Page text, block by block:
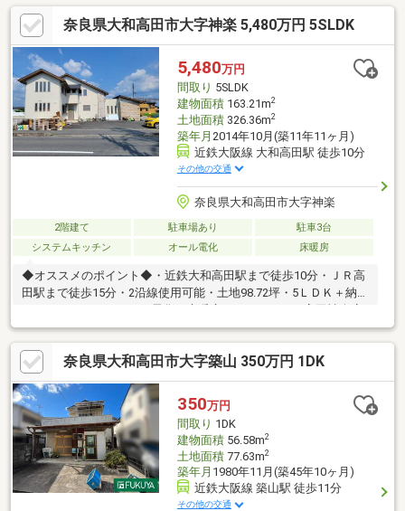
中庭あり・西側前面道路は幅員約12.0ｍ（県道）※南側は非道路
ご質問等ございましたら、お気軽にお問い合わせください。〈教
育施設〉・磐園小学校まで約1400ｍ・高田西中学校まで約2300ｍ
〈周辺施設〉・紀陽銀行高田支店まで約250m・ジョーシン大和高
田店まで約320ｍ・エバグリーン神楽店まで約330ｍ
奈良県大和高田市大字神楽 5,480万円 5SLDK
5,480万円
間取り 5SLDK
建物面積163.21m2
土地面積326.36m2
築年月 2014年10月(築11年11ヶ月)
近鉄大阪線 大和高田駅 徒歩10分
その他の交通
奈良県大和高田市大字神楽
2階建て 駐車場あり
駐車3台
システムキッチン
オール電化 床暖房
◆オススメのポイント◆・近鉄大和高田駅まで徒歩10分・ＪＲ高
田駅まで徒歩15分・2沿線使用可能・土地98.72坪・5ＬＤＫ＋納戸
＋ペットルーム・オール電化、床暖房つき・オークワ高田神楽店
まで徒歩6分・エバーグリーン神楽店まで徒歩5分■■■お問合せは
お気軽にどうぞ！！■■■
奈良県大和高田市大字築山 350万円 1DK
350万円
間取り 1DK
建物面積56.58m2
土地面積77.63m2
築年月 1980年11月(築45年10ヶ月)
近鉄大阪線 築山駅 徒歩11分
その他の交通